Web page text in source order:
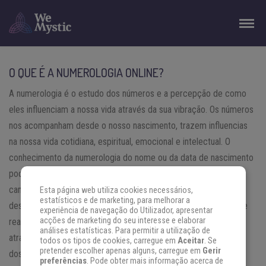
O QUE É A NUMEROLOGIA ONLINE?
A numerologia é o estudo dos números e a percepção de como
eles influenciam a nossa vida através da sua vibração. Os números
nos acompanham desde o nosso nascimento, trazem influencias
na nossa vida cotidiana, espiritual, emocional e intelectual. O
conhecimento da numerologia do nome ou da data de nascimento
pode ajudar na percepção da nossa personalidade, do nosso
caminho de destino, das energias que nós atraímos, dos nossos
desafios e muito mais. A Numerologia Online é a forma digital de
realização destes cálculos numéricos, é a forma de conectar
através da internet muitas pessoas ao conhecimento da ciência
dos números.
Esta página web utiliza cookies necessários,
estatísticos e de marketing, para melhorar a
experiência de navegação do Utilizador, apresentar
acções de marketing do seu interesse e elaborar
análises estatísticas. Para permitir a utilização de
todos os tipos de cookies, carregue em Aceitar. Se
pretender escolher apenas alguns, carregue em Gerir
preferências. Pode obter mais informação acerca de